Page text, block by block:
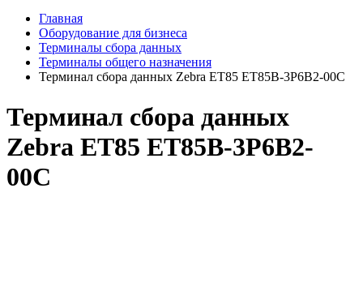
Главная
Оборудование для бизнеса
Терминалы сбора данных
Терминалы общего назначения
Терминал сбора данных Zebra ET85 ET85B-3P6B2-00C
Терминал сбора данных
Zebra ET85 ET85B-3P6B2-
00C